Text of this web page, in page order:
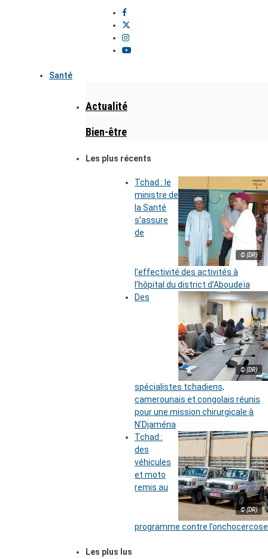
Santé
Actualité
Bien-être
Les plus récents
© (DR)
Tchad : le
ministre de
la Santé
s’assure
de
l’effectivité des activités à
l’hôpital du district d’Aboudeïa
© (DR)
Des
spécialistes tchadiens,
camerounais et congolais réunis
pour une mission chirurgicale à
N’Djaména
© (DR)
Tchad :
des
véhicules
et moto
remis au
programme contre l’onchocercose
Les plus lus